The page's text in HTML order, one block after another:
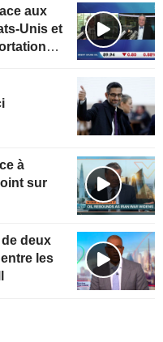
aux
Unis et
à
sur
deux
les